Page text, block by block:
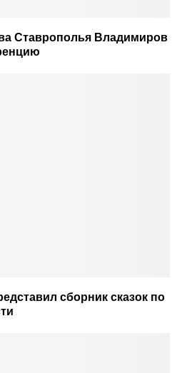
Ставрополья Владимиров
сборник сказок по